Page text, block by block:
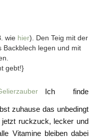
wie hier). Den Teig mit der
Backblech legen und mit
gebt!}
Ich finde
zuhause das unbedingt
ruckzuck, lecker und
Vitamine bleiben dabei